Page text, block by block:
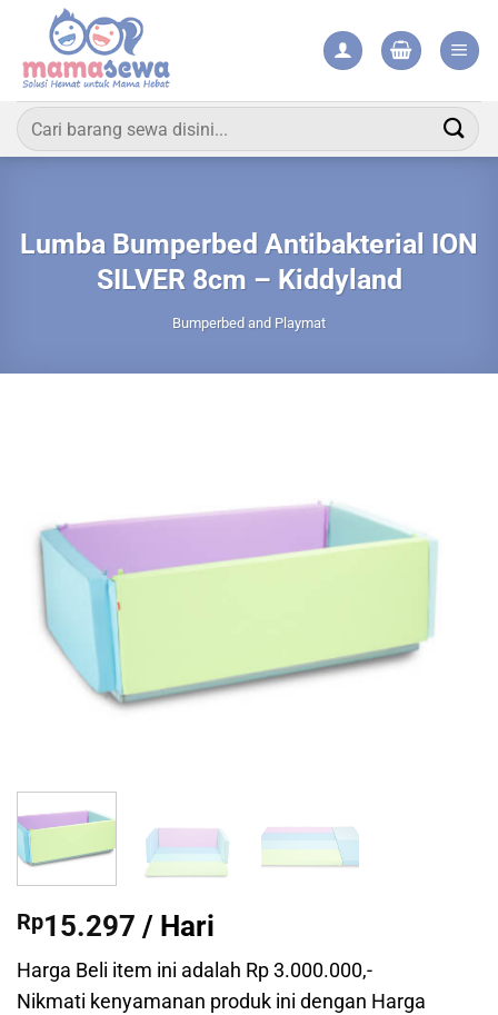
content
Pencarian
untuk:
Lumba Bumperbed Antibakterial ION
SILVER 8cm – Kiddyland
Bumperbed and Playmat
Rp15.297 / Hari
Harga Beli item ini adalah Rp 3.000.000,-
Nikmati kenyamanan produk ini dengan Harga